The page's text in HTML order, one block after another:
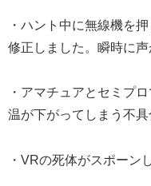
・ハント中に無線機を
修正しました。瞬時に声
・アマチュアとセミプ
温が下がってしまう不具
・VRの死体がスポーン